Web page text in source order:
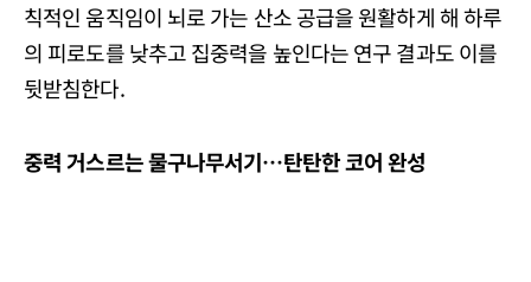
칙적인 움직임이 뇌로 가는 산소 공급을 원활하게 해 하루
의 피로도를 낮추고 집중력을 높인다는 연구 결과도 이를
뒷받침한다.
중력 거스르는 물구나무서기…탄탄한 코어 완성